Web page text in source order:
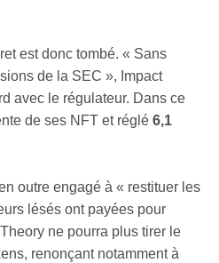
est donc tombé. « Sans
de la SEC », Impact
avec le régulateur. Dans ce
de ses NFT et réglé 6,1
outre engagé à « restituer les
lésés ont payées pour
ne pourra plus tirer le
renonçant notamment à